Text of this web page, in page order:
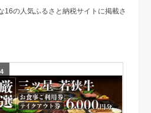
の人気ふるさと納税サイトに掲載さ
4